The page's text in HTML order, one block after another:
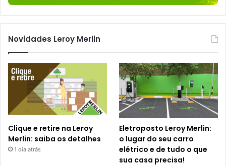
Novidades Leroy Merlin
Clique e retire na Leroy
Merlin: saiba os detalhes
1 dia atrás
Eletroposto Leroy Merlin:
o lugar do seu carro
elétrico e de tudo o que
sua casa precisa!